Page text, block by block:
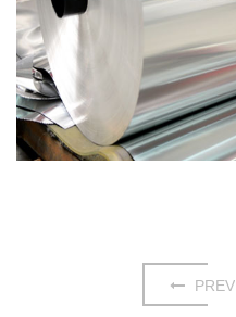
PREV